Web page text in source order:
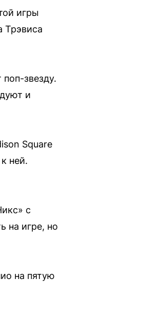
игры
Трэвиса
звезду.
и
Square
ней.
с
на игре, но
на пятую